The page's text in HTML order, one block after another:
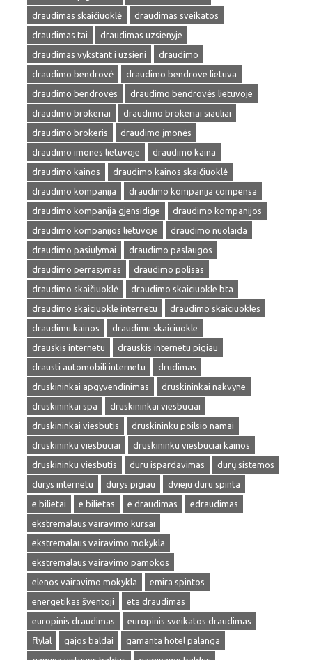
draudimas skaičiuoklė
draudimas sveikatos
draudimas tai
draudimas uzsienyje
draudimas vykstant i uzsieni
draudimo
draudimo bendrovė
draudimo bendrove lietuva
draudimo bendrovės
draudimo bendrovės lietuvoje
draudimo brokeriai
draudimo brokeriai siauliai
draudimo brokeris
draudimo įmonės
draudimo imones lietuvoje
draudimo kaina
draudimo kainos
draudimo kainos skaičiuoklė
draudimo kompanija
draudimo kompanija compensa
draudimo kompanija gjensidige
draudimo kompanijos
draudimo kompanijos lietuvoje
draudimo nuolaida
draudimo pasiulymai
draudimo paslaugos
draudimo perrasymas
draudimo polisas
draudimo skaičiuoklė
draudimo skaiciuokle bta
draudimo skaiciuokle internetu
draudimo skaiciuokles
draudimu kainos
draudimu skaiciuokle
drauskis internetu
drauskis internetu pigiau
drausti automobili internetu
drudimas
druskininkai apgyvendinimas
druskininkai nakvyne
druskininkai spa
druskininkai viesbuciai
druskininkai viesbutis
druskininku poilsio namai
druskininku viesbuciai
druskininku viesbuciai kainos
druskininku viesbutis
duru ispardavimas
durų sistemos
durys internetu
durys pigiau
dvieju duru spinta
e bilietai
e bilietas e draudimas
edraudimas
ekstremalaus vairavimo kursai
ekstremalaus vairavimo mokykla
ekstremalaus vairavimo pamokos
elenos vairavimo mokykla
emira spintos
energetikas šventoji
eta draudimas
europinis draudimas
europinis sveikatos draudimas
flylal
gajos baldai
gamanta hotel palanga